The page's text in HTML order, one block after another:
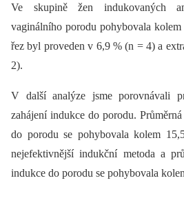
Ve skupině žen indukovaných
vaginálního porodu pohybovala
řez byl proveden v 6,9 % (n = 4) a
2).
V další analýze jsme porovnávali
zahájení indukce do porodu.
do porodu se pohybovala kolem
nejefektivnější indukční metoda a
indukce do porodu se pohybovala